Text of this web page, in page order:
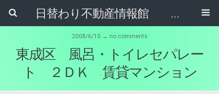
日替わり不動産情報館 リア･ライブログ
2008/6/10 ↔ no comments
東成区 風呂・トイレセパレー
ト ２ＤＫ 賃貸マンション